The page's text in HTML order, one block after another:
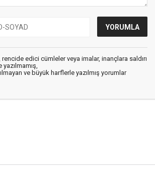
edici cümleler veya imalar, inançlara saldırı
ve büyük harflerle yazılmış yorumlar